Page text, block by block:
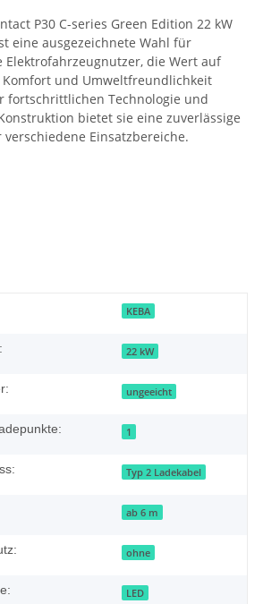
P30 C-series Green Edition 22 kW
eine ausgezeichnete Wahl für
Elektrofahrzeugnutzer, die Wert auf
Komfort und Umweltfreundlichkeit
fortschrittlichen Technologie und
bietet sie eine zuverlässige
verschiedene Einsatzbereiche.
KEBA
22 kW
ungeeicht
1
Typ 2 Ladekabel
ab 6 m
ohne
LED